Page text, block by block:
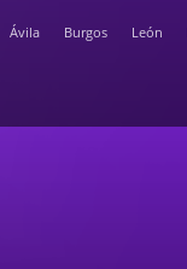
Ávila Burgos León